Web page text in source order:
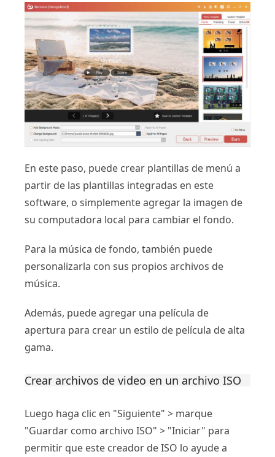
En este paso, puede crear plantillas de menú a
partir de las plantillas integradas en este
software, o simplemente agregar la imagen de
su computadora local para cambiar el fondo.
Para la música de fondo, también puede
personalizarla con sus propios archivos de
música.
Además, puede agregar una película de
apertura para crear un estilo de película de alta
gama.
Crear archivos de video en un archivo ISO
Luego haga clic en "Siguiente" > marque
"Guardar como archivo ISO" > "Iniciar" para
permitir que este creador de ISO lo ayude a